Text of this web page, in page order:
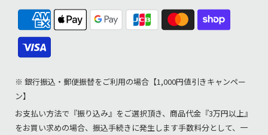
※ 銀行振込・郵便振替をご利用の場合【1,000円値引きキャンペー
ン】
お支払い方法で『振り込み』をご選択頂き、商品代金『3万円以上』
をお買い求めの場合、振込手続きに発生します手数料分として、一